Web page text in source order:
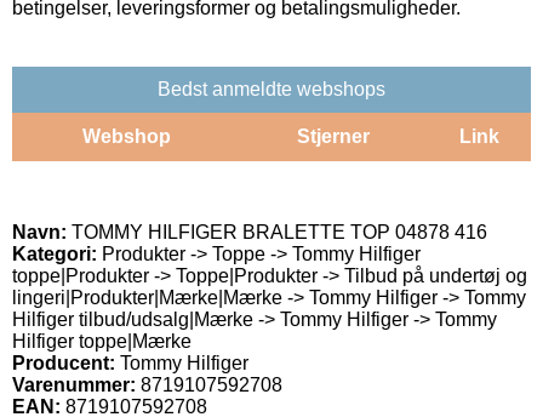
betingelser, leveringsformer og betalingsmuligheder.
Bedst anmeldte webshops
Webshop Stjerner Link
Navn: TOMMY HILFIGER BRALETTE TOP 04878 416
Kategori: Produkter -> Toppe -> Tommy Hilfiger
toppe|Produkter -> Toppe|Produkter -> Tilbud på undertøj og
lingeri|Produkter|Mærke|Mærke -> Tommy Hilfiger -> Tommy
Hilfiger tilbud/udsalg|Mærke -> Tommy Hilfiger -> Tommy
Hilfiger toppe|Mærke
Producent: Tommy Hilfiger
Varenummer: 8719107592708
EAN: 8719107592708